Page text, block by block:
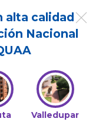
alta calidad
Nacional
Valledupar